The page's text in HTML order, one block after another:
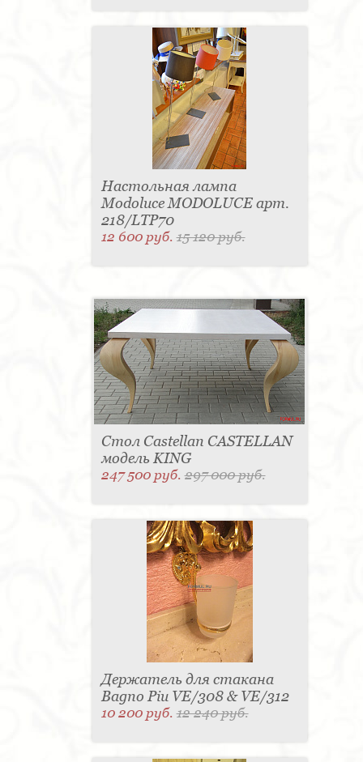
Настольная лампа
Modoluce MODOLUCE арт.
218/LTP70
12 600 руб.15 120 руб.
Стол Castellan CASTELLAN
модель KING
247 500 руб.297 000 руб.
Держатель для стакана
Bagno Piu VE/308 & VE/312
10 200 руб.12 240 руб.